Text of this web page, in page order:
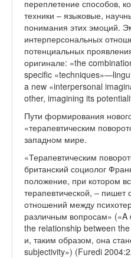
переплетение способов,
техники – языковые,
понимания этих эмоций.
интерперсональных
потенциальных
оригинале: «the
specific
a new «interpersonal
other, imagining its
Пути формирования
«терапевтическим
западном мире.
«Терапевтическим
британский социолог
положение, при котором
терапевтической, –
отношений между
различным вопросам»
the relationship between
и, таким образом, она
subjectivity») (Furedi